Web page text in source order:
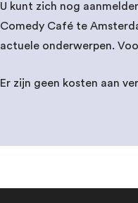
U kunt zich nog
Comedy Café te
actuele onderwerpen.
Er zijn geen kosten aan